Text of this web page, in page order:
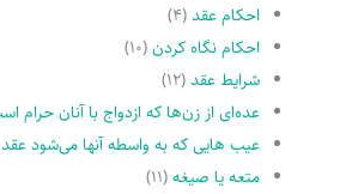
احکام عقد(۴)
احکام نگاه کردن(۱۰)
شرایط عقد(۱۲)
عده‌اى از زن‌ها که ازدواج با آنان حرام
عیب هایى که به واسطه آنها مى‌شود عقد
متعه یا صیغه(۱۱)